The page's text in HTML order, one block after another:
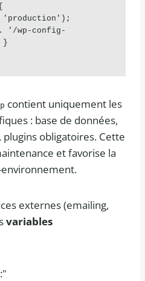
'production');
. '/wp-config-
}
contient uniquement les
: base de données,
plugins obligatoires. Cette
et favorise la
externes (emailing,
variables